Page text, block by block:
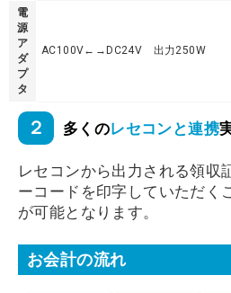
電
源
ア
ダ
プ
タ
AC100V←→DC24V 出力250W
２ 多くのレセコンと連携
レセコンから出力される領収
ーコードを印字していただく
が可能となります。
お会計の流れ